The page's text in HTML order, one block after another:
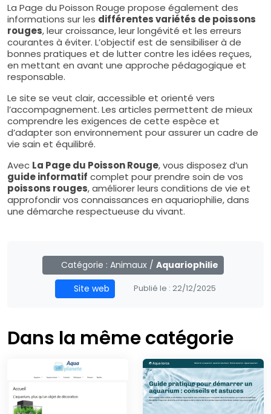
La Page du Poisson Rouge propose également des
informations sur les différentes variétés de poissons
rouges, leur croissance, leur longévité et les erreurs
courantes à éviter. L’objectif est de sensibiliser à de
bonnes pratiques et de lutter contre les idées reçues,
en mettant en avant une approche pédagogique et
responsable.
Le site se veut clair, accessible et orienté vers
l’accompagnement. Les articles permettent de mieux
comprendre les exigences de cette espèce et
d’adapter son environnement pour assurer un cadre de
vie sain et équilibré.
Avec La Page du Poisson Rouge, vous disposez d’un
guide informatif complet pour prendre soin de vos
poissons rouges, améliorer leurs conditions de vie et
approfondir vos connaissances en aquariophilie, dans
une démarche respectueuse du vivant.
Catégorie : Animaux/ Aquariophilie
Site web
Publié le : 22/12/2025
Dans la même catégorie